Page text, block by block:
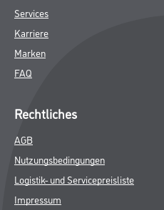
Services
Karriere
Marken
FAQ
Rechtliches
AGB
Nutzungsbedingungen
Logistik- und Servicepreisliste
Impressum